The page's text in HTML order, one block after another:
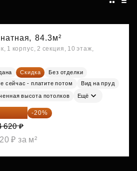
84.3м²
1 корпус, 2 секция, 10 этаж,
Скидка
Без отделки
сейчас - платите потом
Вид на пруд
высота потолков Ещё
696 ₽ -20%
620 ₽
₽ за м²